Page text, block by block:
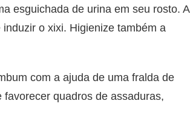
esguichada de urina em seu rosto. A
o xixi. Higienize também a
com a ajuda de uma fralda de
quadros de assaduras,